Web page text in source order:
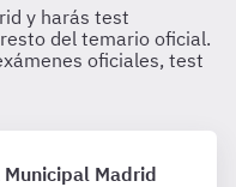
Madrid